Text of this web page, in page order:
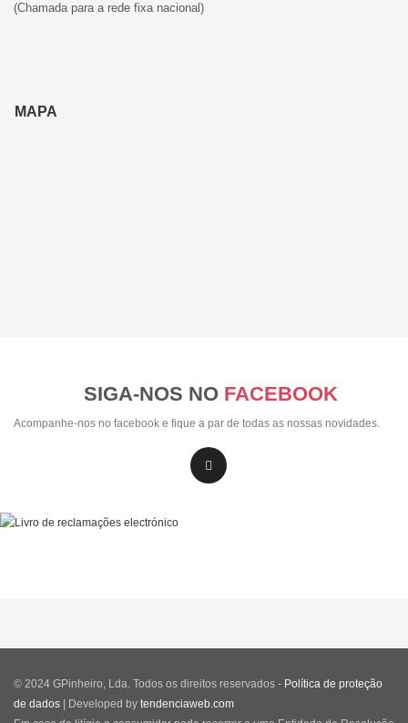
(Chamada para a rede fixa nacional)
MAPA
SIGA-NOS NO FACEBOOK
Acompanhe-nos no facebook e fique a par de todas as nossas novidades.
© 2024 GPinheiro, Lda. Todos os direitos reservados - Política de proteção
de dados | Developed by tendenciaweb.com